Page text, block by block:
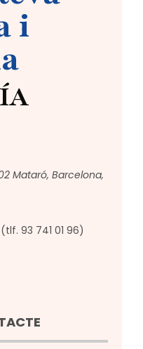
i
Mataró, Barcelona,
93 741 01 96)